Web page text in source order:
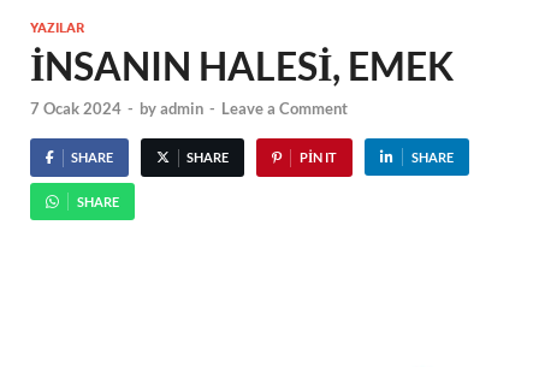
YAZILAR
İNSANIN HALESİ, EMEK
7 Ocak 2024 - byadmin - Leave a Comment
SHARE SHARE PIN IT SHARE
SHARE